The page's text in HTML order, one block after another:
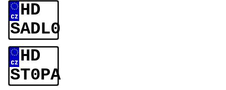
HD
SADL0
HD
ST0PA